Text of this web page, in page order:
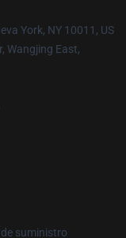
York, NY 10011, US
Wangjing East,
suministro